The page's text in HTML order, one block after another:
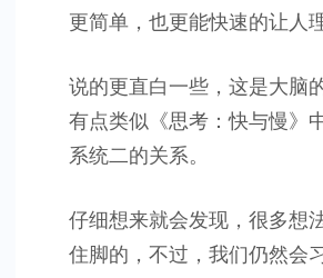
更简单，也更能快速的让人
说的更直白一些，这是大脑
有点类似《思考：快与慢》
系统二的关系。
仔细想来就会发现，很多想
住脚的，不过，我们仍然会